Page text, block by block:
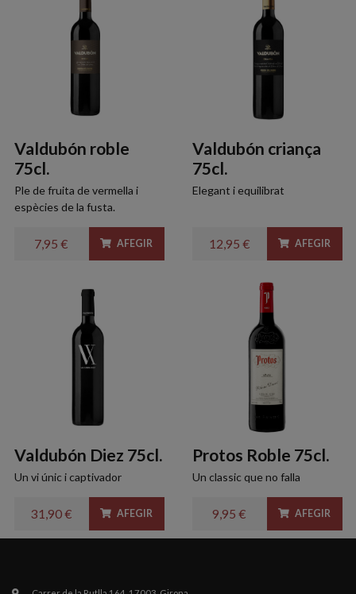
Valdubón roble
75cl.
Ple de fruita de vermella i
espècies de la fusta.
7,95 € AFEGIR
Valdubón criança
75cl.
Elegant i equilibrat
12,95 € AFEGIR
Valdubón Diez 75cl.
Un vi únic i captivador
31,90 € AFEGIR
Protos Roble 75cl.
Un classic que no falla
9,95 € AFEGIR